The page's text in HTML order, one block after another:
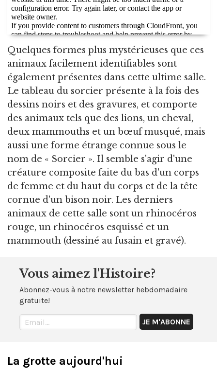
Quelques formes plus mystérieuses que ces
animaux facilement identifiables sont
également présentes dans cette ultime salle.
Le tableau du sorcier présente à la fois des
dessins noirs et des gravures, et comporte
des animaux tels que des lions, un cheval,
deux mammouths et un bœuf musqué, mais
aussi une forme étrange connue sous le
nom de « Sorcier ». Il semble s'agir d'une
créature composite faite du bas d'un corps
de femme et du haut du corps et de la tête
cornue d'un bison noir. Les derniers
animaux de cette salle sont un rhinocéros
rouge, un rhinocéros esquissé et un
mammouth (dessiné au fusain et gravé).
Vous aimez l'Histoire?
Abonnez-vous à notre newsletter hebdomadaire
gratuite!
La grotte aujourd'hui